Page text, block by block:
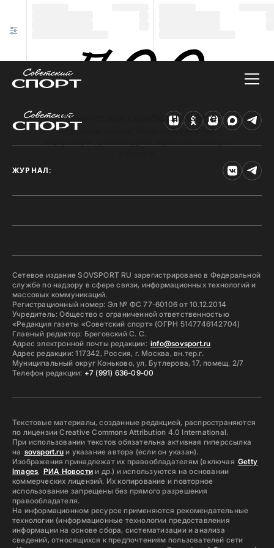
Техническая ошибка на сайте
Произошла ошибка. Чтобы найти нужную
ЖУРНАЛ:
Сетевое издание SOVSPORT RU зарегистрировано в Федеральной
службе по надзору в сфере связи, информационных технологий и
массовых коммуникаций.
Регистрационный номер: Эл № ФС 77-60106 от 10.12.2014
Учредитель: Общество с ограниченной ответственностью
«Редакция газеты «Советский спорт» (ОГРН 5147746142704)
Главный редактор: Бреговский С. С.
Адрес электронной почты редакции: info@sovsport.ru
Адрес редакции: 117342, Россия, г. Москва, вн.тер.г.
Муниципальный округ Коньково, ул. Бутлерова, 17, помещ. 2/7
Телефон редакции: +7 (991) 636-09-00
Текстовые материалы, созданные редакцией, распространяются
по лицензии Creative Commons Attribution 4.0 International.
При использовании текстов обязательна активная гиперссылка
на sovsport.ruи указание автора (если он указан).
Изображения принадлежат их правообладателям (включая Getty
Images, РИА Новостии др.) и используются на основании
коммерческих лицензий. Их копирование и повторное
использование запрещены без прямого разрешения
правообладателя.
На информационном ресурсе применяются рекомендательные
технологии (информационные технологии предоставления
информации на основе сбора, систематизации и анализа
сведений, относящихся к предпочтениям пользователей сети